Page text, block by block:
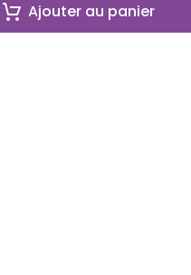
Ajouter au panier